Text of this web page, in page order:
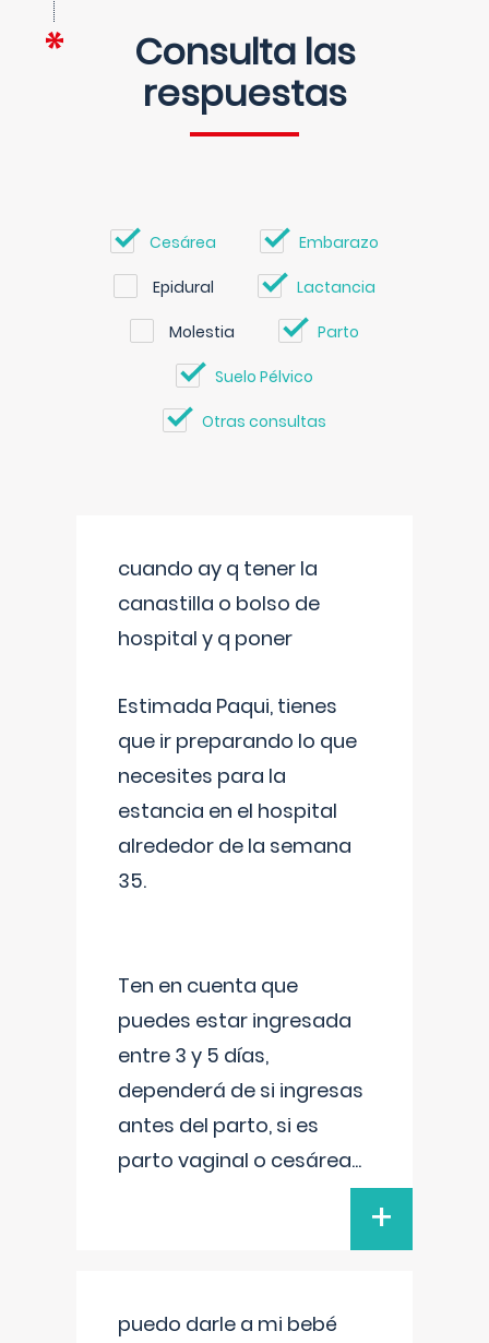
Consulta las
respuestas
Cesárea Embarazo
Epidural Lactancia
Molestia Parto
Suelo Pélvico
Otras consultas
cuando ay q tener la
canastilla o bolso de
hospital y q poner
Estimada Paqui, tienes
que ir preparando lo que
necesites para la
estancia en el hospital
alrededor de la semana
35.
Ten en cuenta que
puedes estar ingresada
entre 3 y 5 días,
dependerá de si ingresas
antes del parto, si es
parto vaginal o cesárea...
+
puedo darle a mi bebé